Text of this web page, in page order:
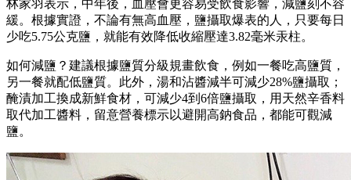
林家羽表示，中年後，血壓會更容易受飲食影響，減鹽刻不容
緩。根據實證，不論有無高血壓，鹽攝取爆表的人，只要每日
少吃5.75公克鹽，就能有效降低收縮壓達3.82毫米汞柱。
如何減鹽？建議根據鹽質分級規畫飲食，例如一餐吃高鹽質，
另一餐就配低鹽質。此外，湯和沾醬減半可減少28%鹽攝取；
醃漬加工換成新鮮食材，可減少4到6倍鹽攝取，用天然辛香料
取代加工醬料，留意營養標示以避開高鈉食品，都能可觀減
鹽。